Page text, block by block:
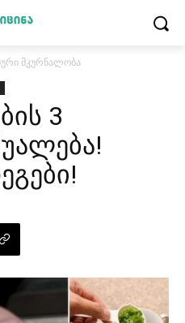
მკურნალობა
3